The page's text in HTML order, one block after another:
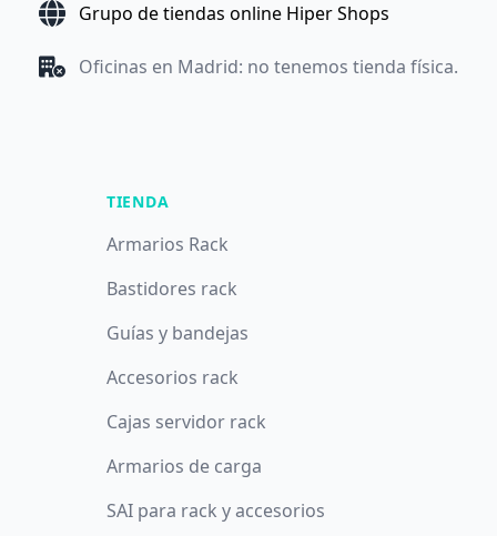
Grupo de tiendas online Hiper Shops
Oficinas en Madrid: no tenemos tienda física.
TIENDA
Armarios Rack
Bastidores rack
Guías y bandejas
Accesorios rack
Cajas servidor rack
Armarios de carga
SAI para rack y accesorios